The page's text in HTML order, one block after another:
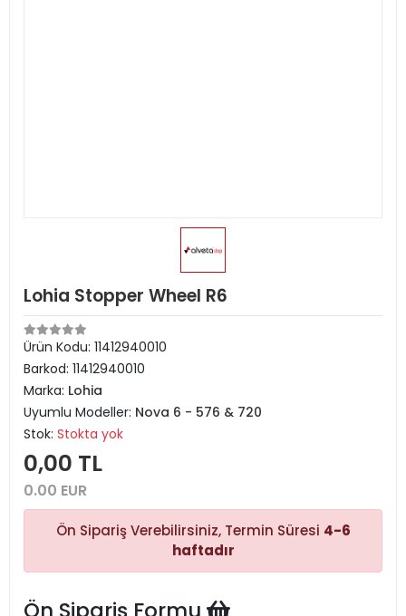
Lohia Stopper Wheel R6
Ürün Kodu: 11412940010
Barkod: 11412940010
Marka: Lohia
Uyumlu Modeller: Nova 6 - 576 & 720
Stok: Stokta yok
0,00 TL
0.00 EUR
Ön Sipariş Verebilirsiniz, Termin Süresi 4-6
haftadır